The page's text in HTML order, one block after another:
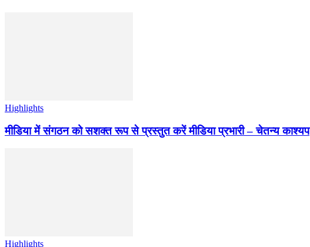
Highlights
मीडिया में संगठन को सशक्त रूप से प्रस्तुत करें मीडिया प्रभारी – चेतन्य काश्यप
Highlights